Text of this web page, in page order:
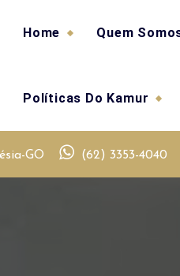
Home Quem
Políticas Do Kamur
GO (62) 3353-4040